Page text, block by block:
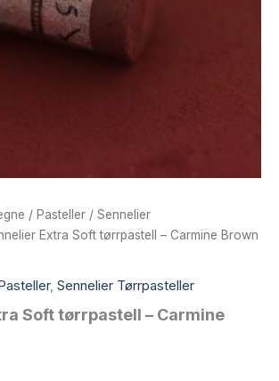
/ Pasteller / Sennelier
Extra Soft tørrpastell – Carmine Brown
, Sennelier Tørrpasteller
Soft tørrpastell – Carmine